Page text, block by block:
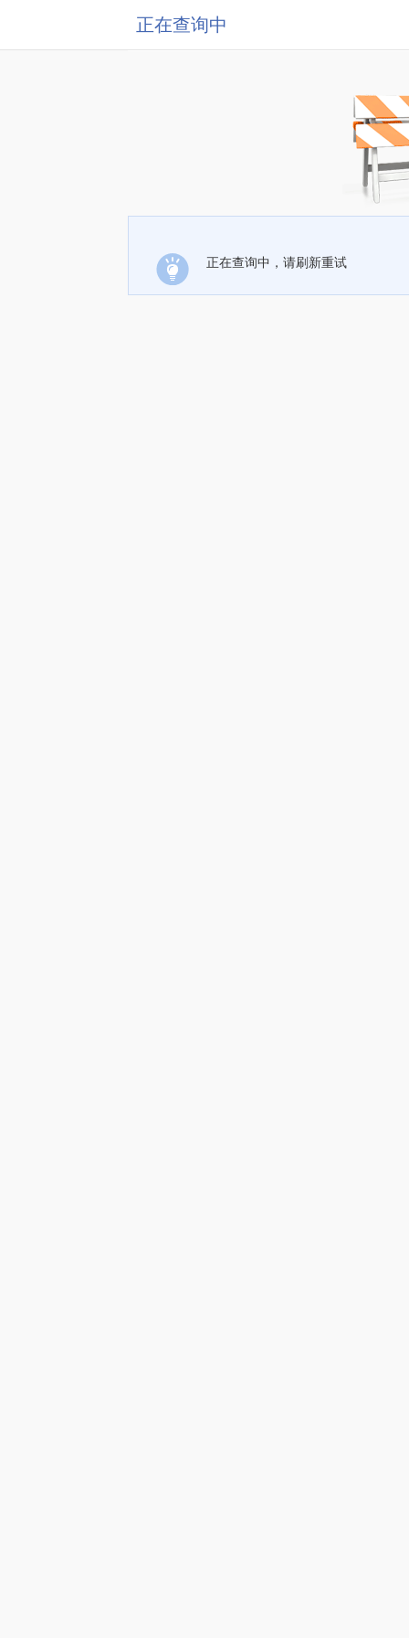
正在查询中
正在查询中，请刷新重试